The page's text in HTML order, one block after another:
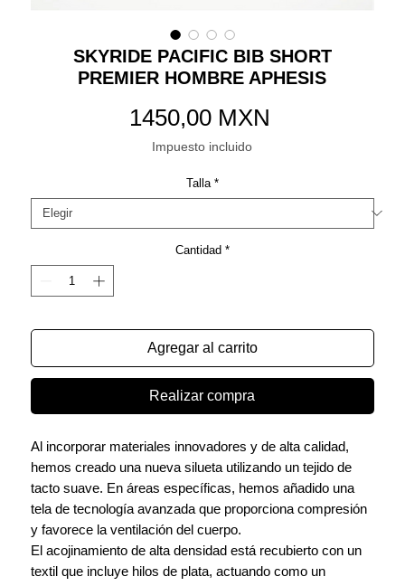
SKYRIDE PACIFIC BIB SHORT
PREMIER HOMBRE APHESIS
1450,00 MXN
Impuesto incluido
Talla *
Cantidad *
Agregar al carrito
Realizar compra
Al incorporar materiales innovadores y de alta calidad,
hemos creado una nueva silueta utilizando un tejido de
tacto suave. En áreas específicas, hemos añadido una
tela de tecnología avanzada que proporciona compresión
y favorece la ventilación del cuerpo.
El acojinamiento de alta densidad está recubierto con un
textil que incluye hilos de plata, actuando como un